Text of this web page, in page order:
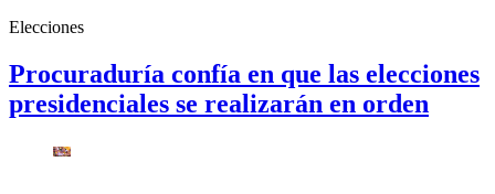
Elecciones
Procuraduría confía en que las elecciones
presidenciales se realizarán en orden